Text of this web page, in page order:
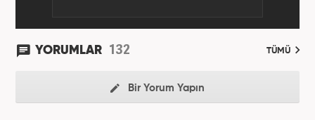
YORUMLAR 132 TÜMÜ
Bir Yorum Yapın